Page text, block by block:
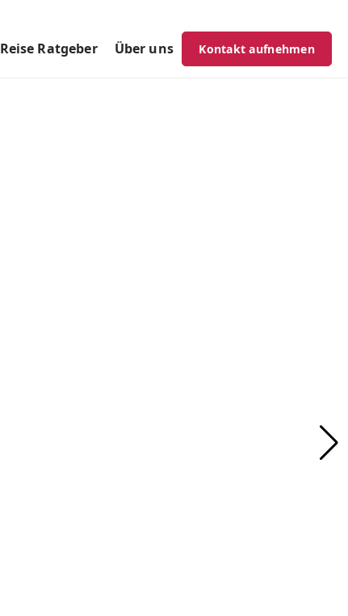
Reise Ratgeber Über uns Kontakt aufnehmen